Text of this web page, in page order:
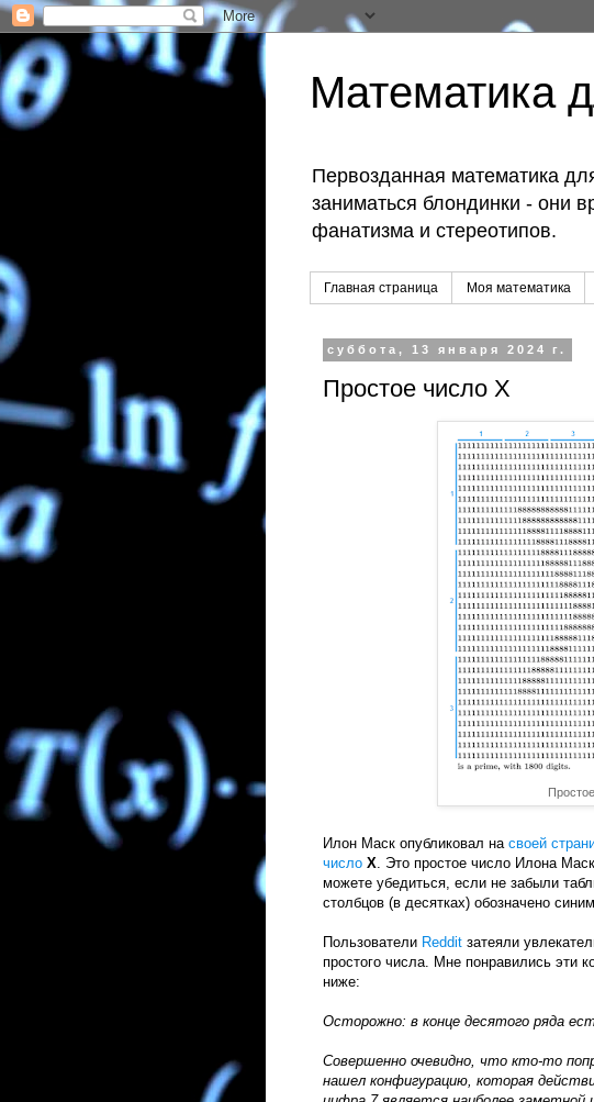
Математика
Первозданная математика
заниматься блондинки - они
фанатизма и стереотипов.
Главная страница Моя математика
суббота, 13 января 2024 г.
Простое число Х
Илон Маск опубликовал на своей
число Х . Это простое число Илона
можете убедиться, если не забыли
столбцов (в десятках) обозначено
Пользователи Reddit затеяли
простого числа. Мне понравились эти
ниже:
Осторожно: в конце десятого ряда
Совершенно очевидно, что кто-то
нашел конфигурацию, которая